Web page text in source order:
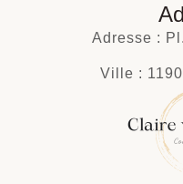
Adresse :
Ville :